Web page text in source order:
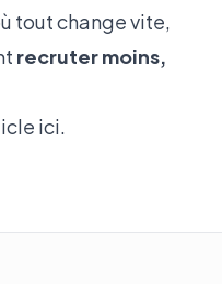
tout change vite,
recruter moins,
ici.